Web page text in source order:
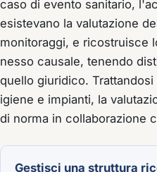
caso di evento sanitario,
esistevano la valutazione
monitoraggi, e ricostruisce
nesso causale, tenendo
quello giuridico.
igiene e impianti, la
di norma in collaborazione
Gestisci una struttura